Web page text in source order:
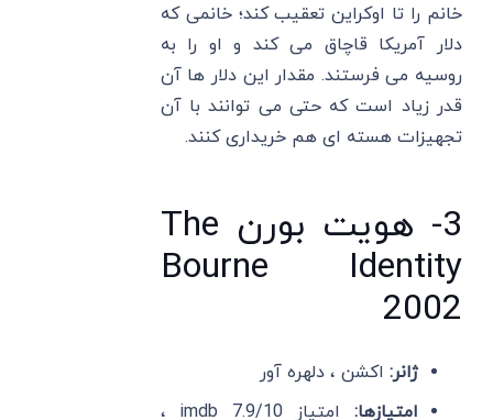
خانم را تا اوکراین تعقیب کند؛ خانمی که
دلار آمریکا قاچاق می‌ کند و او را به
روسیه می فرستند. مقدار این دلار ها آن
قدر زیاد است که حتی می‌ توانند با آن
تجهیزات هسته ‌ای هم خریداری کنند.
3- هویت بورن The
Bourne Identity
2002
ژانر: اکشن ، دلهره آور
امتیازها:
امتیاز imdb 7.9/10 ،